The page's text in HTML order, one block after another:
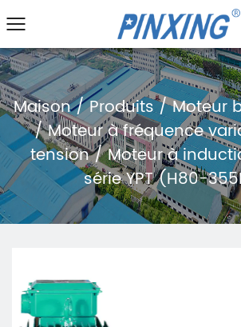
Maison/Produits/Moteur
/Moteur à fréquence
tension/Moteur à
série YPT (H80-